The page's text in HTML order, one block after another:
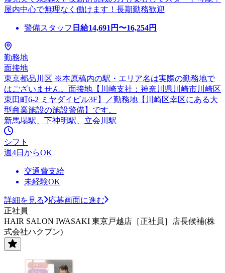
屋内中心で無理なく働けます！長期勤務歓迎
警備スタッフ 日給14,691 円〜16,254円
勤務地
面接地
東京都品川区 ※本原稿内の駅・エリア名は実際の勤務地で
はございません。面接地【川崎支社：神奈川県川崎市川崎区
東田町6-2 ミヤダイビル3F】／勤務地【川崎区幸区にある大
型商業施設の施設警備】です。
新馬場駅、下神明駅、立会川駅
シフト
週4日からOK
交通費支給
未経験OK
詳細を見る
応募画面に進む
正社員
HAIR SALON IWASAKI 東京戸越店［正社員］店長候補(株
式会社ハクブン)